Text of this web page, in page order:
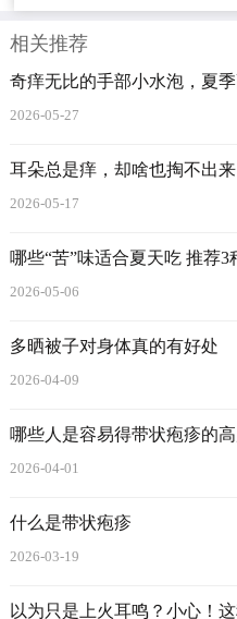
相关推荐
奇痒无比的手部小水泡，夏
2026-05-27
耳朵总是痒，却啥也掏不出来
2026-05-17
哪些“苦”味适合夏天吃 推荐
2026-05-06
多晒被子对身体真的有好处
2026-04-09
哪些人是容易得带状疱疹的
2026-04-01
什么是带状疱疹
2026-03-19
以为只是上火耳鸣？小心！